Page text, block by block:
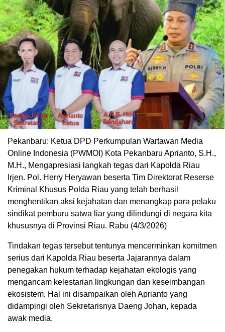
Pekanbaru: Ketua DPD Perkumpulan Wartawan Media
Online Indonesia (PWMOI) Kota Pekanbaru Aprianto, S.H.,
M.H., Mengapresiasi langkah tegas dari Kapolda Riau
Irjen. Pol. Herry Heryawan beserta Tim Direktorat Reserse
Kriminal Khusus Polda Riau yang telah berhasil
menghentikan aksi kejahatan dan menangkap para pelaku
sindikat pemburu satwa liar yang dilindungi di negara kita
khususnya di Provinsi Riau. Rabu (4/3/2026)
Tindakan tegas tersebut tentunya mencerminkan komitmen
serius dari Kapolda Riau beserta Jajarannya dalam
penegakan hukum terhadap kejahatan ekologis yang
mengancam kelestarian lingkungan dan keseimbangan
ekosistem, Hal ini disampaikan oleh Aprianto yang
didampingi oleh Sekretarisnya Daeng Johan, kepada
awak media.